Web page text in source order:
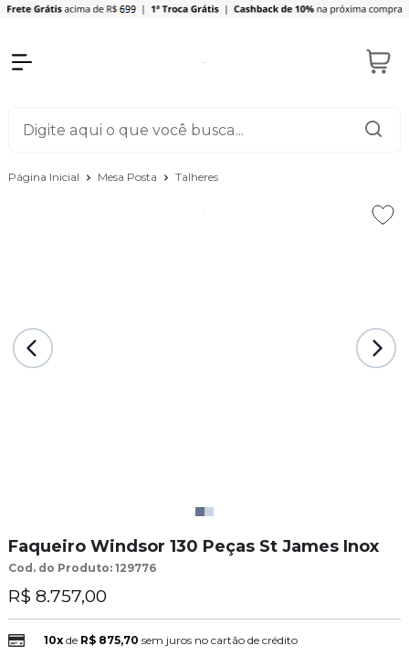
Página Inicial Mesa Posta Talheres
Faqueiro Windsor 130 Peças St James Inox
Cod. do Produto: 129776
R$ 8.757,00
10xde R$ 875,70 sem juros no cartão de crédito